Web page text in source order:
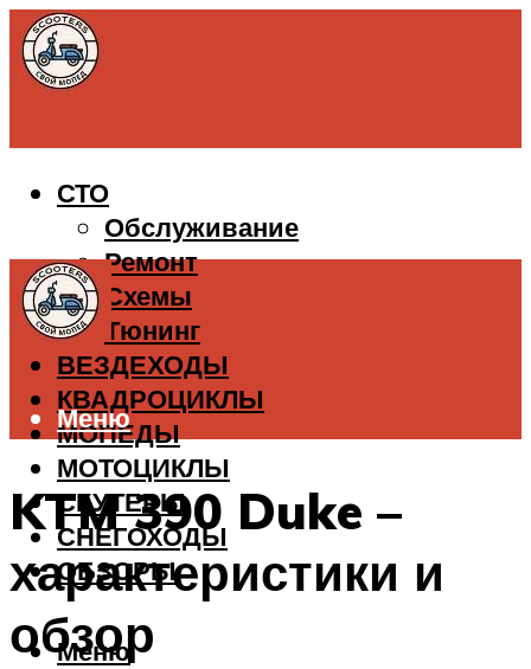
СТО
Обслуживание
Ремонт
Схемы
Тюнинг
ВЕЗДЕХОДЫ
КВАДРОЦИКЛЫ
МОПЕДЫ
МОТОЦИКЛЫ
СКУТЕРЫ
СНЕГОХОДЫ
ОБЗОРЫ
Меню
Меню
KTM 390 Duke –
характеристики и
обзор